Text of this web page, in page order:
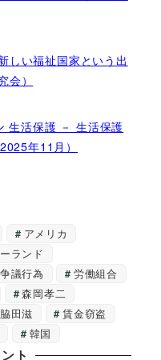
しい福祉国家という出
）
生活保護 － 生活保護
年11月）
アメリカ
ランド
争議行為
労働組合
森岡孝二
脇田滋
賃金窃盗
韓国
ト